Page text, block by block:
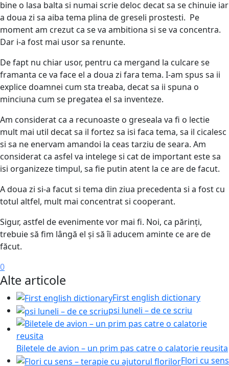
bine o lasa balta si numai scrie deloc decat sa se chinuie iar
a doua zi sa aiba tema plina de greseli prostesti. Pe
moment am crezut ca se va ambitiona si se va concentra.
Dar i-a fost mai usor sa renunte.
De fapt nu chiar usor, pentru ca mergand la culcare se
framanta ce va face el a doua zi fara tema. I-am spus sa ii
explice doamnei cum sta treaba, decat sa ii spuna o
minciuna cum se pregatea el sa inventeze.
Am considerat ca a recunoaste o greseala va fi o lectie
mult mai util decat sa il fortez sa isi faca tema, sa il cicalesc
si sa ne enervam amandoi la ceas tarziu de seara. Am
considerat ca asfel va intelege si cat de important este sa
isi organizeze timpul, sa fie putin atent la ce are de facut.
A doua zi si-a facut si tema din ziua precedenta si a fost cu
totul altfel, mult mai concentrat si cooperant.
Sigur, astfel de evenimente vor mai fi. Noi, ca părinți,
trebuie să fim lângă el și să îi aducem aminte ce are de
făcut.
0
Alte articole
First english dictionary
psi luneli – de ce scriu
Biletele de avion – un prim pas catre o calatorie reusita
Flori cu sens